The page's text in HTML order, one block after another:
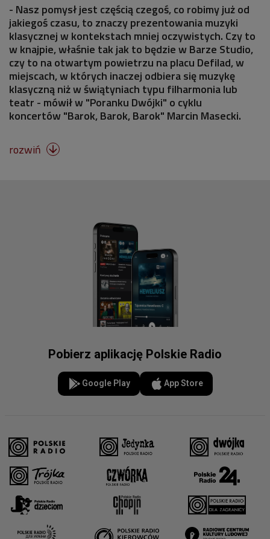
- Nasz pomysł jest częścią czegoś, co robimy już od
jakiegoś czasu, to znaczy prezentowania muzyki
klasycznej w kontekstach mniej oczywistych. Czy to
w knajpie, właśnie tak jak to będzie w Barze Studio,
czy to na otwartym powietrzu na placu Defilad, w
miejscach, w których inaczej odbiera się muzykę
klasyczną niż w świątyniach typu filharmonia lub
teatr - mówił w "Poranku Dwójki" o cyklu
koncertów "Barok, Barok, Barok" Marcin Masecki.
rozwiń 
Pobierz aplikację Polskie Radio
Google Play App Store